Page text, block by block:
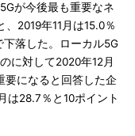
が今後最も重要なネ
2019年11月は15.0％
落した。ローカル5G
に対して2020年12月
要になると回答した企
は28.7％と10ポイント